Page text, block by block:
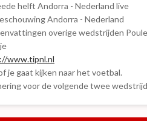
helft Andorra - Nederland live
Andorra - Nederland
overige wedstrijden
www.tipnl.nl
je gaat kijken naar het voetbal.
voor de volgende twee